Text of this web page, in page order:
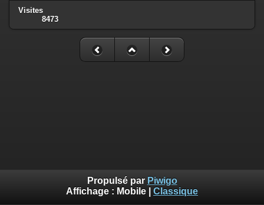
Visites
8473
Propulsé par Piwigo
Affichage : Mobile Classique